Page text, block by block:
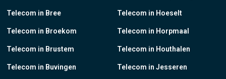
Telecom in Bree
Telecom in Broekom
Telecom in Brustem
Telecom in Buvingen
Telecom in Hoeselt
Telecom in Horpmaal
Telecom in Houthalen
Telecom in Jesseren